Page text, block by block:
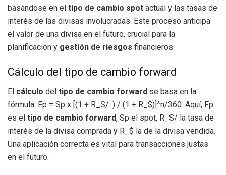
basándose en el tipo de cambio spot actual y las tasas de
interés de las divisas involucradas. Este proceso anticipa
el valor de una divisa en el futuro, crucial para la
planificación y gestión de riesgos financieros.
Cálculo del tipo de cambio forward
El cálculo del tipo de cambio forward se basa en la
fórmula: Fp = Sp x [(1 + R_S/. ) / (1 + R_$)]^n/360. Aquí, Fp
es el tipo de cambio forward, Sp el spot, R_S/ la tasa de
interés de la divisa comprada y R_$ la de la divisa vendida.
Una aplicación correcta es vital para transacciones justas
en el futuro.